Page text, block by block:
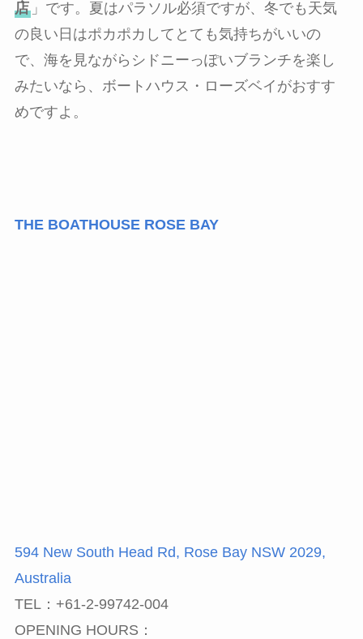
店」です。夏はパラソル必須ですが、冬でも天気
の良い日はポカポカしてとても気持ちがいいの
で、海を見ながらシドニーっぽいブランチを楽し
みたいなら、ボートハウス・ローズベイがおすす
めですよ。
THE BOATHOUSE ROSE BAY
594 New South Head Rd, Rose Bay NSW 2029,
Australia
TEL：+61-2-99742-004
OPENING HOURS：